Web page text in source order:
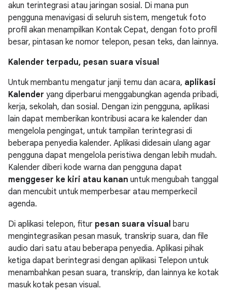
akun terintegrasi atau jaringan sosial. Di mana pun
pengguna menavigasi di seluruh sistem, mengetuk foto
profil akan menampilkan Kontak Cepat, dengan foto profil
besar, pintasan ke nomor telepon, pesan teks, dan lainnya.
Kalender terpadu, pesan suara visual
Untuk membantu mengatur janji temu dan acara, aplikasi
Kalender yang diperbarui menggabungkan agenda pribadi,
kerja, sekolah, dan sosial. Dengan izin pengguna, aplikasi
lain dapat memberikan kontribusi acara ke kalender dan
mengelola pengingat, untuk tampilan terintegrasi di
beberapa penyedia kalender. Aplikasi didesain ulang agar
pengguna dapat mengelola peristiwa dengan lebih mudah.
Kalender diberi kode warna dan pengguna dapat
menggeser ke kiri atau kanan untuk mengubah tanggal
dan mencubit untuk memperbesar atau memperkecil
agenda.
Di aplikasi telepon, fitur pesan suara visual baru
mengintegrasikan pesan masuk, transkrip suara, dan file
audio dari satu atau beberapa penyedia. Aplikasi pihak
ketiga dapat berintegrasi dengan aplikasi Telepon untuk
menambahkan pesan suara, transkrip, dan lainnya ke kotak
masuk kotak pesan visual.